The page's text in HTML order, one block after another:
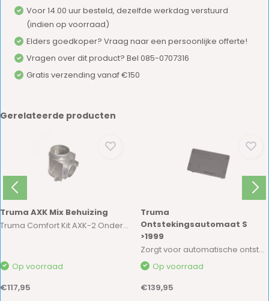
Voor 14.00 uur besteld, dezelfde werkdag verstuurd
(indien op voorraad)
Elders goedkoper? Vraag naar een persoonlijke offerte!
Vragen over dit product? Bel 085-0707316
Gratis verzending vanaf €150
Gerelateerde producten
Truma AXK Mix Behuizing
Truma Comfort Kit AXK-2 Onderdelen
Op voorraad
€117,95
Truma
Ontstekingsautomaat S
>1999
Zorgt voor automatische ontsteking van een Tru...
Op voorraad
€139,95